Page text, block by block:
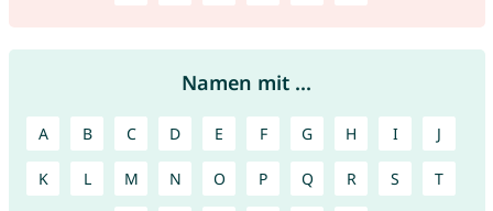
Namen mit ...
A B C D E F G H I J
K L M N O P Q R S T